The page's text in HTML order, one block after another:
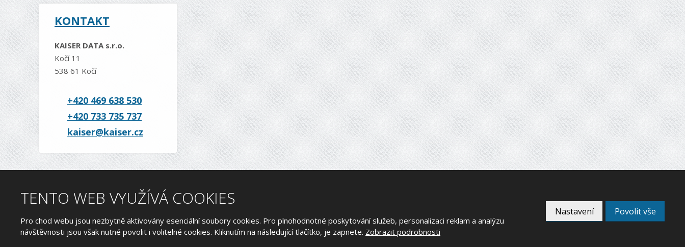
KONTAKT
KAISER DATA s.r.o.
Kočí 11
538 61 Kočí
+420 469 638 530
+420 733 735 737
kaiser@kaiser.cz
Mapa stránek|Podmínky použití
TENTO WEB VYUŽÍVÁ COOKIES
Pro chod webu jsou nezbytně aktivovány esenciální soubory cookies. Pro plnohodnotné poskytování služeb, personalizaci reklam a analýzu
návštěvnosti jsou však nutné povolit i volitelné cookies. Kliknutím na následující tlačítko, je zapnete. Zobrazit podrobnosti
Nastavení Povolit vše